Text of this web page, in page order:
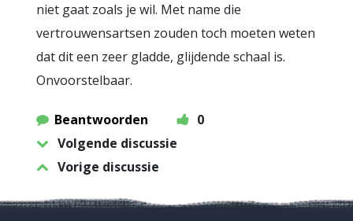
niet gaat zoals je wil. Met name die
vertrouwensartsen zouden toch moeten weten
dat dit een zeer gladde, glijdende schaal is.
Onvoorstelbaar.
Beantwoorden
0
Volgende discussie
Vorige discussie